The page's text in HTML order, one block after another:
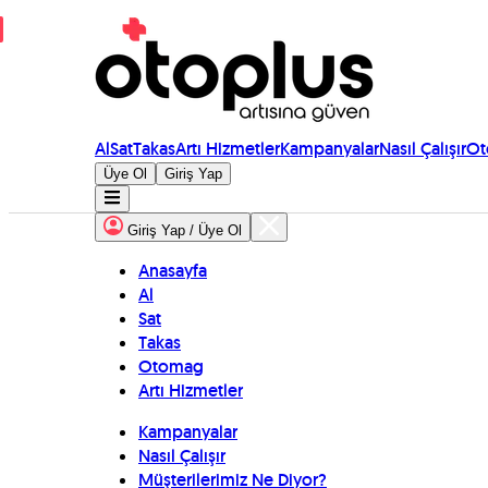
AlSatTakasArtı HizmetlerKampanyalarNasıl Çalışır
Üye Ol Giriş Yap
Giriş Yap / Üye Ol
Anasayfa
Al
Sat
Takas
Otomag
Artı Hizmetler
Kampanyalar
Nasıl Çalışır
Müşterilerimiz Ne Diyor?